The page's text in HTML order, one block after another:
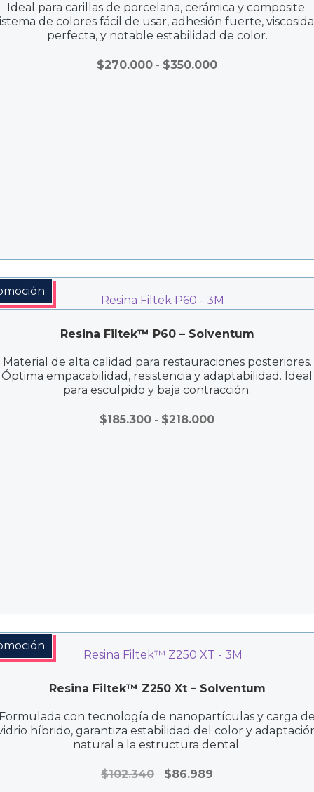
Ideal para carillas de porcelana, cerámica y composite.
de colores fácil de usar, adhesión fuerte,
perfecta, y notable estabilidad de color.
$270.000 - $350.000Rango
Resina Filtek™ P60 – Solventum
Material de alta calidad para restauraciones posteriores.
Óptima empacabilidad, resistencia y adaptabilidad. Ideal
para esculpido y baja contracción.
$185.300 - $218.000Rango
Resina Filtek™ Z250 Xt – Solventum
con tecnología de nanopartículas y carga
híbrido, garantiza estabilidad del color y
natural a la estructura dental.
$102.340
El$86.989El